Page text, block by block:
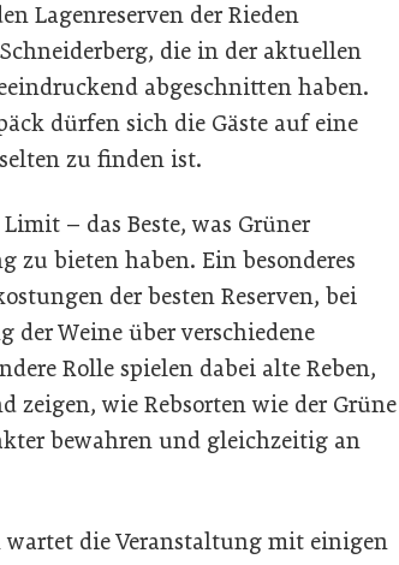
Lagenreserven der Rieden
die in der aktuellen
abgeschnitten haben.
dürfen sich die Gäste auf eine
zu finden ist.
– das Beste, was Grüner
zu bieten haben. Ein besonderes
der besten Reserven, bei
Weine über verschiedene
Rolle spielen dabei alte Reben,
zeigen, wie Rebsorten wie der Grüne
bewahren und gleichzeitig an
wartet die Veranstaltung mit einigen